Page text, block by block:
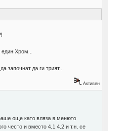
Хром...
започнат да ги трият...
Активен
още като вляза в менюто
често и вместо 4.1 4.2 и т.н. се